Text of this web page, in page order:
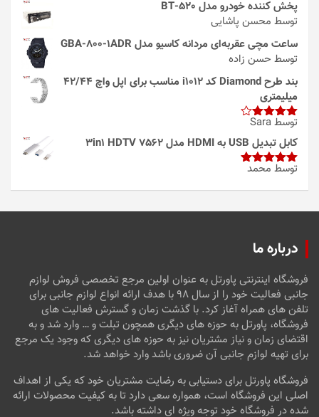
پخش کننده خودرو مدل 520-BT
توسط محسن پاشایی
ساعت مچی عقربه‌ای مردانه کاسیو مدل GBA-800-1ADR
توسط حسن زاده
بند طرح Diamond کد i1012 مناسب برای اپل واچ 42/44
میلیمتری
امتیاز4
از 5
توسط Sara
کابل تبدیل USB به HDMI مدل 3in1 HDTV 7562
امتیاز5از
توسط محمد
درباره ما
فروشگاه اینترنتی پاورتل به عنوان اولین مرجع تخصصی فروش لوازم
جانبی فعالیت خود را از سال ۹۸ با هدف ارائه انواع لوازم جانبی برای
تلفن های همراه آغاز کرد. با گذشت زمان و گسترش فعالیت های
فروشگاه، پاورتل به حوزه های دیگری همچون تبلت و … وارد شد و به
اقتضای زمان و نیاز مشتریان نیز به حوزه های دیگری که وجود یک مرجع
برای تهیه لوازم جانبی آن ضروری باشد وارد خواهد شد.
فروشگاه پاورتل برای دستیابی به رضایت مشتریان خود که یکی از اهداف
اصلی این فروشگاه است، همواره سعی دارد تا به کیفیت محصولات ارائه
شده در فروشگاه خود توجه ویژه ای داشته باشد.